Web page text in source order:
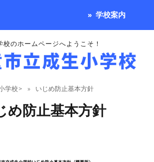
校のホームページへようこそ！
学校案内
学校 > いじめ防止基本方針
め防止基本方針